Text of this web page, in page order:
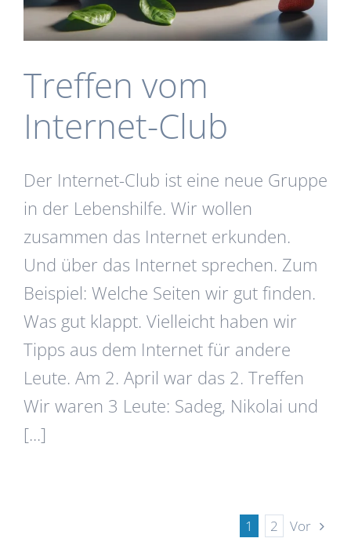
Treffen vom
Internet-Club
Der Internet-Club ist eine neue Gruppe
in der Lebenshilfe. Wir wollen
zusammen das Internet erkunden.
Und über das Internet sprechen. Zum
Beispiel: Welche Seiten wir gut finden.
Was gut klappt. Vielleicht haben wir
Tipps aus dem Internet für andere
Leute. Am 2. April war das 2. Treffen
Wir waren 3 Leute: Sadeg, Nikolai und
[...]
1 2 Vor